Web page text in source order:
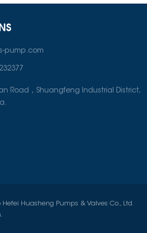
pump.com
Road，Shuangfeng Industrial District,
Huasheng Pumps & Valves Co., Ltd.